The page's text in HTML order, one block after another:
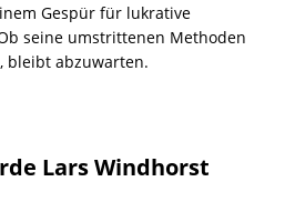
Gespür für lukrative
seine umstrittenen Methoden
bleibt abzuwarten.
Lars Windhorst